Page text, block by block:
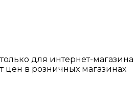
для интернет-магазина
цен в розничных магазинах